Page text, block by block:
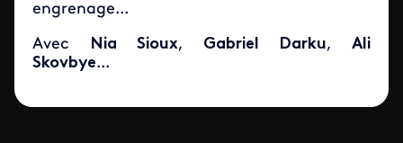
engrenage...
Avec Nia Sioux, Gabriel Darku,
Ali
Skovbye...